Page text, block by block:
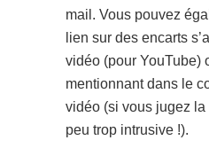
mail. Vous pouvez
lien sur des encarts
vidéo (pour YouTube)
mentionnant dans le
vidéo (si vous jugez la
peu trop intrusive !).